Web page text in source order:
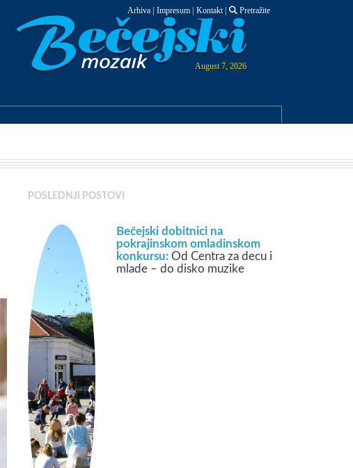
Arhiva Impresum Kontakt| Pretražite
August 7, 2026
POSLEDNJI POSTOVI
Bečejski dobitnici na
pokrajinskom omladinskom
konkursu: Od Centra za decu i
mlade – do disko muzike